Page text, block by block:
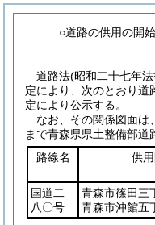
○道路の供用の開始
道路法(昭和二十七年
定により、次のとおり道
定により公示する。
なお、その関係図面は
まで青森県県土整備部道
路線名
供
国道二
八〇号
青森市篠田三
青森市沖館五